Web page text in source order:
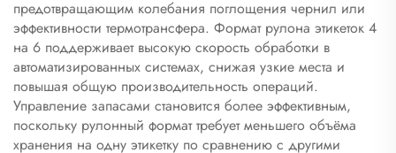
предотвращающим колебания поглощения чернил или
эффективности термотрансфера. Формат рулона этикеток 4
на 6 поддерживает высокую скорость обработки в
автоматизированных системах, снижая узкие места и
повышая общую производительность операций.
Управление запасами становится более эффективным,
поскольку рулонный формат требует меньшего объёма
хранения на одну этикетку по сравнению с другими